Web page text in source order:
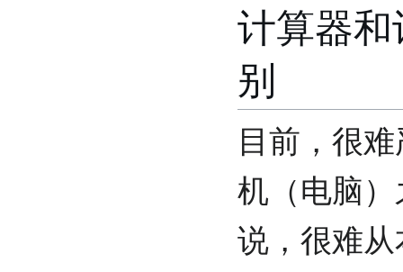
计算器
别
目前，很
机（电脑
说，很难